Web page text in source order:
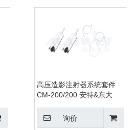
高压造影注射器系统套件
CM-200/200 安特&东大
询价